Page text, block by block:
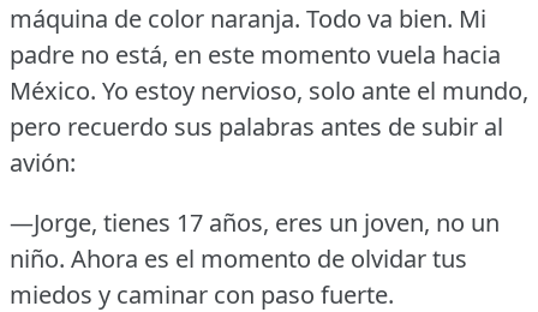
máquina de color naranja. Todo va bien. Mi
padre no está, en este momento vuela hacia
México. Yo estoy nervioso, solo ante el mundo,
pero recuerdo sus palabras antes de subir al
avión:
—Jorge, tienes 17 años, eres un joven, no un
niño. Ahora es el momento de olvidar tus
miedos y caminar con paso fuerte.